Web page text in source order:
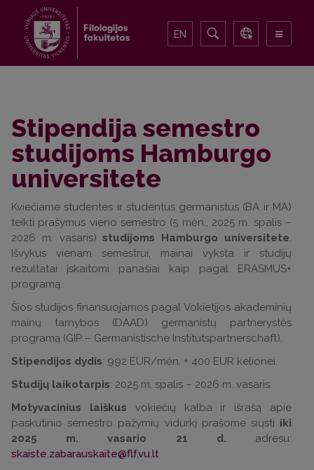
EN
Stipendija semestro
studijoms Hamburgo
universitete
Kviečiame studentes ir studentus germanistus (BA ir MA)
teikti prašymus vieno semestro (5 mėn., 2025 m. spalis –
2026 m. vasaris)studijoms Hamburgo universitete.
Išvykus vienam semestrui, mainai vyksta ir studijų
rezultatai įskaitomi panašiai kaip pagal ERASMUS+
programą.
Šios studijos finansuojamos pagal Vokietijos akademinių
mainų tarnybos (DAAD) germanistų partnerystės
programą (GIP – Germanistische Institutspartnerschaft).
Stipendijos dydis: 992 EUR/mėn. + 400 EUR kelionei.
Studijų laikotarpis: 2025 m. spalis – 2026 m. vasaris.
Motyvacinius laiškus vokiečių kalba ir išrašą apie
paskutinio semestro pažymių vidurkį prašome siųsti iki
2025 m. vasario 21 d. adresu:
skaiste.zabarauskaite@flf.vu.lt